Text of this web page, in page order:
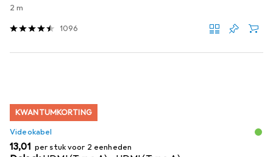
2 m
1096
KWANTUMKORTING
Videokabel
EUR
13,01 per stuk voor 2 eenheden